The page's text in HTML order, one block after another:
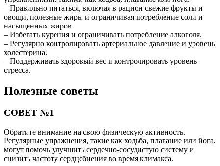
– Правильно питаться, включая в рацион свежие фрукты и
овощи, полезные жиры и ограничивая потребление соли и
насыщенных жиров.
– Избегать курения и ограничивать потребление алкоголя.
– Регулярно контролировать артериальное давление и уровень
холестерина.
– Поддерживать здоровый вес и контролировать уровень
стресса.
Полезные советы
СОВЕТ №1
Обратите внимание на свою физическую активность.
Регулярные упражнения, такие как ходьба, плавание или йога,
могут помочь улучшить сердечно-сосудистую систему и
снизить частоту сердцебиения во время климакса.